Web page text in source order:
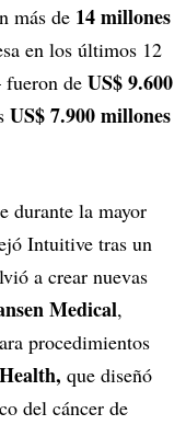
más de 14 millones
en los últimos 12
de US$ 9.600
US$ 7.900 millones
durante la mayor
Intuitive tras un
a crear nuevas
Medical,
procedimientos
que diseñó
del cáncer de